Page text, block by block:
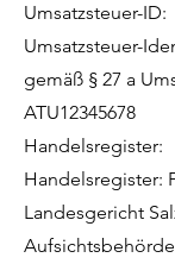
Umsatzsteuer-ID:
Umsatzsteuer-
gemäß § 27 a
ATU12345678
Handelsregister:
Handelsregister:
Landesgericht